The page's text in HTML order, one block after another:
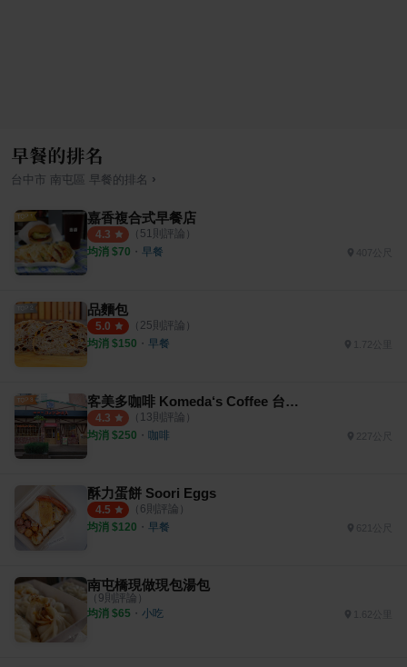
早餐的排名
台中市 南屯區 早餐的排名 ›
嘉香複合式早餐店
4.3 （ 51則評論）
均消 $70 ・ 早餐 407公尺
品麵包
5.0 （ 25則評論）
均消 $150 ・ 早餐
客美多咖啡 Komeda‘s Coffee 台中公益店
4.3 （ 13則評論）
均消 $250 ・ 咖啡
酥力蛋餅 Soori Eggs
4.5 （ 6則評論）
均消 $120 ・ 早餐
南屯橋現做現包湯包
（ 9則評論）
均消 $65 ・ 小吃